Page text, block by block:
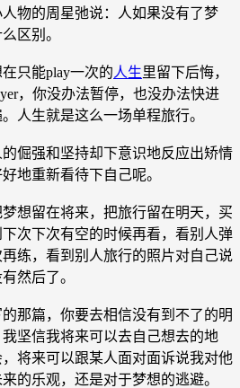
物的周星弛说：人如果没有了梦
区别。
只能play一次的人生里留下后悔，
，你没办法暂停，也没办法快进
人生就是这么一场单程旅行。
强和坚持却下意识地反应出矫情
地重新看待下自己呢。
留在将来，把旅行留在明天，买
次下次有空的时候再看，看别人弹
练，看到别人旅行的照片对自己说
然后了。
篇，你要去相信没有到不了的明
坚信我将来可以去自己想去的地
将来可以跟某人面对面诉说我对他
的乐观，还是对于梦想的逃避。